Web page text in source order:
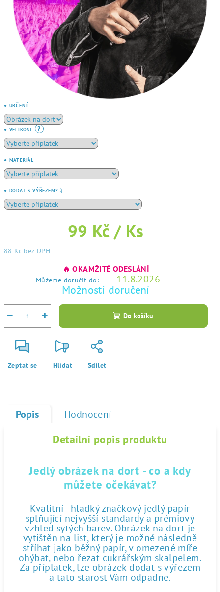
● URČENÍ
● VELIKOST ?
● MATERIÁL
● DODAT S VÝŘEZEM? ⤵️
99 Kč / Ks
88 Kč bez DPH
🔥 OKAMŽITÉ ODESLÁNÍ
Můžeme doručit do: 11.8.2026
Možnosti doručení
+
− Do košíku
Zeptat se Hlídat Sdílet
Popis Hodnocení
Detailní popis produktu
Jedlý obrázek na dort - co a kdy
můžete očekávat?
Kvalitní - hladký značkový jedlý papír
splňující nejvyšší standardy a prémiový
vzhled sytých barev. Obrázek na dort je
vytištěn na list, který je možné následně
stříhat jako běžný papír, v omezené míře
ohýbat, nebo řezat cukrářským skalpelem.
Za příplatek, lze obrázek dodat s výřezem
a tato starost Vám odpadne.